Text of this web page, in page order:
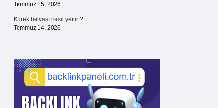
Temmuz 15, 2026
Kürek helvası nasıl yenir ?
Temmuz 14, 2026